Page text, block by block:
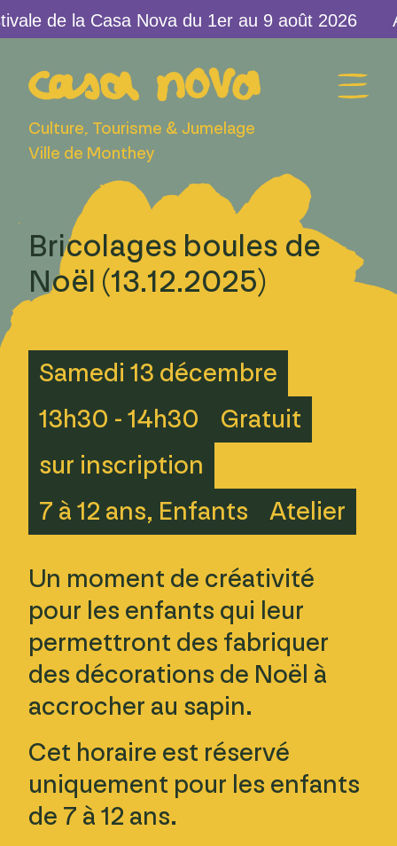
de la Casa Nova du 1er au 9 août 2026
Culture, Tourisme & Jumelage
Ville de Monthey
Bricolages boules de
Noël (13.12.2025)
Samedi 13 décembre
13h30 - 14h30
Gratuit
sur inscription
7 à 12 ans, Enfants
Atelier
Un moment de créativité
pour les enfants qui leur
permettront des fabriquer
des décorations de Noël à
accrocher au sapin.
Cet horaire est réservé
uniquement pour les enfants
de 7 à 12 ans.